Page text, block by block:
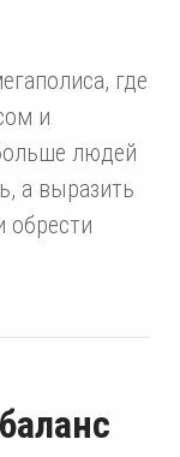
где
и
людей
а выразить
обрести